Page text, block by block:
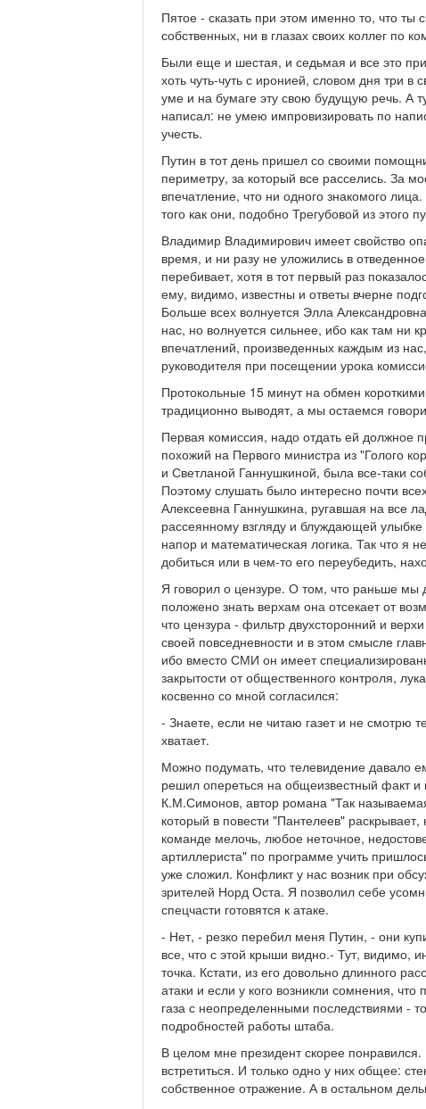
Пятое - сказать при этом именно то, что
собственных, ни в глазах своих коллег по
Были еще и шестая, и седьмая и все это
хоть чуть-чуть с иронией, словом дня три в
уме и на бумаге эту свою будущую речь. А
написал: не умею импровизировать по
учесть.
Путин в тот день пришел со своими
периметру, за который все расселись. За
впечатление, что ни одного знакомого
того как они, подобно Трегубовой из
Владимир Владимирович имеет свойство
время, и ни разу не уложились в
перебивает, хотя в тот первый раз
ему, видимо, известны и ответы вчерне
Больше всех волнуется Элла
нас, но волнуется сильнее, ибо как там ни
впечатлений, произведенных каждым из
руководителя при посещении урока
Протокольные 15 минут на обмен
традиционно выводят, а мы остаемся
Первая комиссия, надо отдать ей должное
похожий на Первого министра из "Голого
и Светланой Ганнушкиной, была все-таки
Поэтому слушать было интересно почти
Алексеевна Ганнушкина, ругавшая на все
рассеянному взгляду и блуждающей
напор и математическая логика. Так что я
добиться или в чем-то его переубедить,
Я говорил о цензуре. О том, что раньше мы
положено знать верхам она отсекает от
что цензура - фильтр двухсторонний и
своей повседневности и в этом смысле
ибо вместо СМИ он имеет
закрытости от общественного контроля,
косвенно со мной согласился:
- Знаете, если не читаю газет и не смотрю
хватает.
Можно подумать, что телевидение давало
решил опереться на общеизвестный факт и
К.М.Симонов, автор романа "Так
который в повести "Пантелеев"
команде мелочь, любое неточное,
артиллериста" по программе учить
уже сложил. Конфликт у нас возник при
зрителей Норд Оста. Я позволил себе
спецчасти готовятся к атаке.
- Нет, - резко перебил меня Путин, - они
все, что с этой крыши видно.- Тут, видимо,
точка. Кстати, из его довольно длинного
атаки и если у кого возникли сомнения,
газа с неопределенными последствиями -
подробностей работы штаба.
В целом мне президент скорее
встретиться. И только одно у них общее:
собственное отражение. А в остальном